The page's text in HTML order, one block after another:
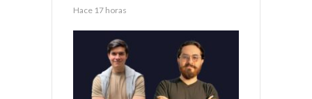
Hace 17 horas